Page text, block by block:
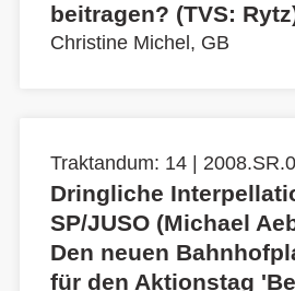
beitragen? (TVS:
Christine Michel, GB
Traktandum: 14 |
Dringliche
SP/JUSO (Michael
Den neuen
für den Aktionstag